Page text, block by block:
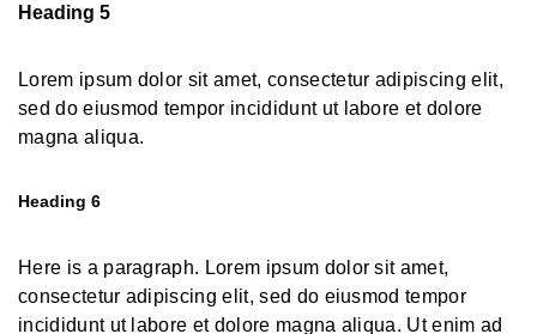
Heading 5
Lorem ipsum dolor sit amet, consectetur adipiscing elit,
sed do eiusmod tempor incididunt ut labore et dolore
magna aliqua.
Heading 6
Here is a paragraph. Lorem ipsum dolor sit amet,
consectetur adipiscing elit, sed do eiusmod tempor
incididunt ut labore et dolore magna aliqua. Ut enim ad